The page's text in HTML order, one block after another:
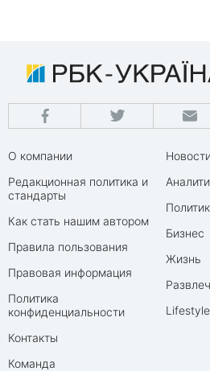
О компании
Редакционная политика и
стандарты
Как стать нашим автором
Правила пользования
Правовая информация
Политика
конфиденциальности
Контакты
Команда
Бизнес
Жизнь
Lifestyle